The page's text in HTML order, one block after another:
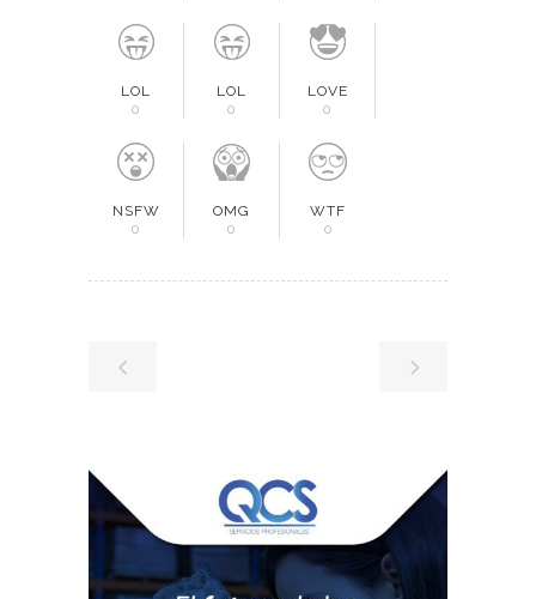
LOL
0
LOL
0
LOVE
0
NSFW
0
OMG
0
WTF
0